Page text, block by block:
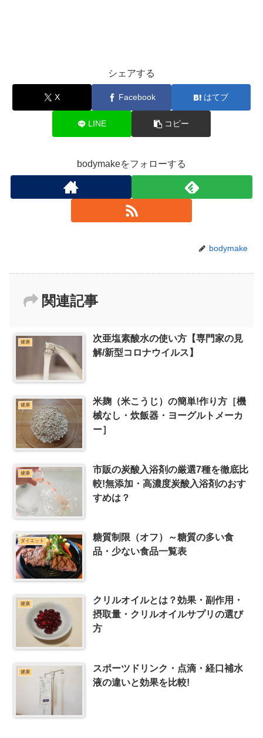
シェアする
X Facebook はてブ
LINE コピー
bodymakeをフォローする
bodymake
関連記事
健康
次亜塩素酸水の使い方【専門家の見
解/新型コロナウイルス】
健康
米麹（米こうじ）の簡単!作り方［機
械なし・炊飯器・ヨーグルトメーカ
ー］
健康
市販の炭酸入浴剤の厳選7種を徹底比
較!無添加・高濃度炭酸入浴剤のおす
すめは？
ダイエット
糖質制限（オフ）～糖質の多い食
品・少ない食品一覧表
健康
クリルオイルとは？効果・副作用・
摂取量・クリルオイルサプリの選び
方
健康
スポーツドリンク・点滴・経口補水
液の違いと効果を比較!